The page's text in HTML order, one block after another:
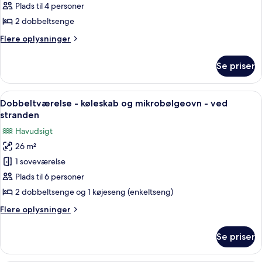
-
2
dobbeltsenge
-
-
havudsigt
Plads til 4 personer
2 dobbeltsenge
Flere oplysninger
Flere
dobbeltværelse
2
dobbeltsenge
balkon
havudsigt
Se priser
Indlæs
alle
af
Dobbeltværelse
-
køleskab
og
mikrobølgeovn
-
stranden
Et hotelværelse med to senge, et
7
Dobbeltværelse - køleskab og mikrobølgeovn - ved
stranden
Havudsigt
26 m²
1 soveværelse
Plads til 6 personer
2 dobbeltsenge og 1 køjeseng (enkeltseng)
Flere oplysninger
Flere
-
Se priser